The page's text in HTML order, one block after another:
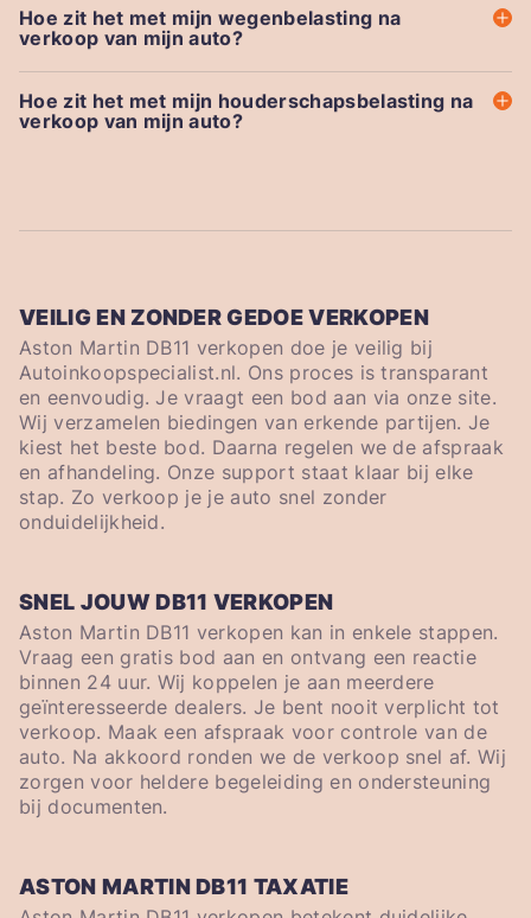
Hoe zit het met mijn wegenbelasting na
verkoop van mijn auto?
Hoe zit het met mijn houderschapsbelasting na
verkoop van mijn auto?
VEILIG EN ZONDER GEDOE VERKOPEN
Aston Martin DB11 verkopen doe je veilig bij
Autoinkoopspecialist.nl. Ons proces is transparant
en eenvoudig. Je vraagt een bod aan via onze site.
Wij verzamelen biedingen van erkende partijen. Je
kiest het beste bod. Daarna regelen we de afspraak
en afhandeling. Onze support staat klaar bij elke
stap. Zo verkoop je je auto snel zonder
onduidelijkheid.
SNEL JOUW DB11 VERKOPEN
Aston Martin DB11 verkopen kan in enkele stappen.
Vraag een gratis bod aan en ontvang een reactie
binnen 24 uur. Wij koppelen je aan meerdere
geïnteresseerde dealers. Je bent nooit verplicht tot
verkoop. Maak een afspraak voor controle van de
auto. Na akkoord ronden we de verkoop snel af. Wij
zorgen voor heldere begeleiding en ondersteuning
bij documenten.
ASTON MARTIN DB11 TAXATIE